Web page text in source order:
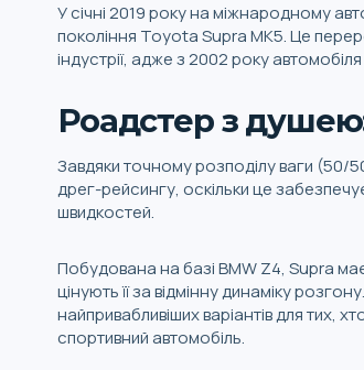
У січні 2019 року на міжнародному
покоління Toyota Supra MK5. Це
індустрії, адже з 2002 року
Роадстер з
Завдяки точному розподілу ваги (50/
дрег-рейсингу, оскільки це
швидкостей.
Побудована на базі BMW Z4, Supra
цінують її за відмінну динаміку
найпривабливіших варіантів для тих,
спортивний автомобіль.